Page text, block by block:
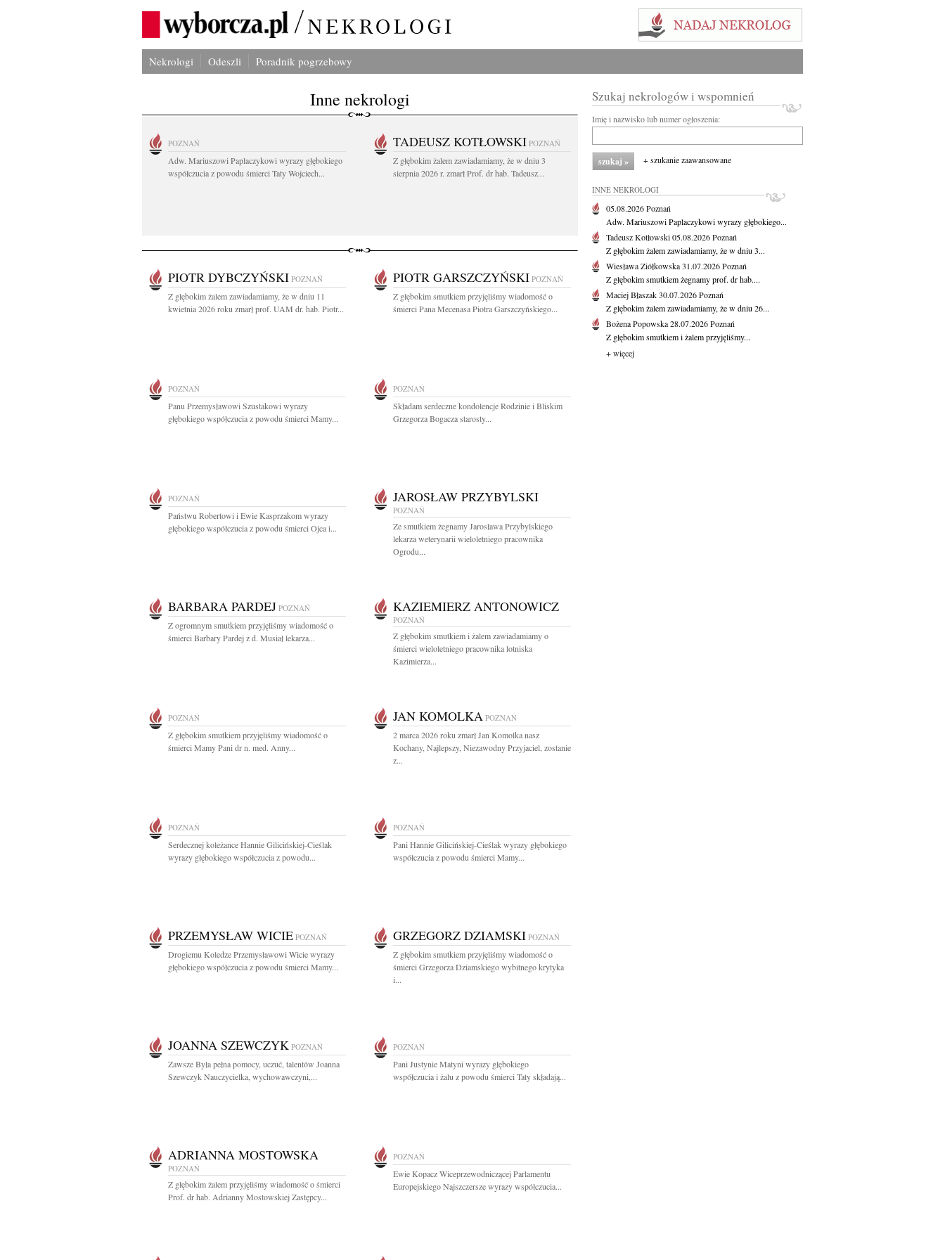
Nekrologi Odeszli Poradnik pogrzebowy
Inne nekrologi
POZNAŃ
Adw. Mariuszowi Paplaczykowi wyrazy głębokiego
współczucia z powodu śmierci Taty Wojciech...
TADEUSZ KOTŁOWSKI POZNAŃ
Z głębokim żalem zawiadamiamy, że w dniu 3
sierpnia 2026 r. zmarł Prof. dr hab. Tadeusz...
PIOTR DYBCZYŃSKI POZNAŃ
Z głębokim żalem zawiadamiamy, że w dniu 11
kwietnia 2026 roku zmarł prof. UAM dr. hab. Piotr...
PIOTR GARSZCZYŃSKI POZNAŃ
Z głębokim smutkiem przyjęliśmy wiadomość o
śmierci Pana Mecenasa Piotra Garszczyńskiego...
POZNAŃ
Panu Przemysławowi Szustakowi wyrazy
głębokiego współczucia z powodu śmierci Mamy...
POZNAŃ
Składam serdeczne kondolencje Rodzinie i Bliskim
Grzegorza Bogacza starosty...
POZNAŃ
Państwu Robertowi i Ewie Kasprzakom wyrazy
głębokiego współczucia z powodu śmierci Ojca i...
JAROSŁAW PRZYBYLSKI
POZNAŃ
Ze smutkiem żegnamy Jarosława Przybylskiego
lekarza weterynarii wieloletniego pracownika
Ogrodu...
BARBARA PARDEJ POZNAŃ
Z ogromnym smutkiem przyjęliśmy wiadomość o
śmierci Barbary Pardej z d. Musiał lekarza...
KAZIEMIERZ ANTONOWICZ
POZNAŃ
Z głębokim smutkiem i żalem zawiadamiamy o
śmierci wieloletniego pracownika lotniska
Kazimierza...
POZNAŃ
Z głębokim smutkiem przyjęliśmy wiadomość o
śmierci Mamy Pani dr n. med. Anny...
JAN KOMOLKA POZNAŃ
2 marca 2026 roku zmarł Jan Komolka nasz
Kochany, Najlepszy, Niezawodny Przyjaciel, zostanie
z...
POZNAŃ
Serdecznej koleżance Hannie Gilicińskiej-Cieślak
wyrazy głębokiego współczucia z powodu...
POZNAŃ
Pani Hannie Gilicińskiej-Cieślak wyrazy głębokiego
współczucia z powodu śmierci Mamy...
PRZEMYSŁAW WICIE POZNAŃ
Drogiemu Koledze Przemysławowi Wicie wyrazy
głębokiego współczucia z powodu śmierci Mamy...
GRZEGORZ DZIAMSKI POZNAŃ
Z głębokim smutkiem przyjęliśmy wiadomość o
śmierci Grzegorza Dziamskiego wybitnego krytyka
i...
JOANNA SZEWCZYK POZNAŃ
Zawsze Była pełna pomocy, uczuć, talentów Joanna
Szewczyk Nauczycielka, wychowawczyni,...
POZNAŃ
Pani Justynie Matyni wyrazy głębokiego
współczucia i żalu z powodu śmierci Taty składają...
ADRIANNA MOSTOWSKA
POZNAŃ
Z głębokim żalem przyjęliśmy wiadomość o śmierci
Prof. dr hab. Adrianny Mostowskiej Zastępcy...
POZNAŃ
Ewie Kopacz Wiceprzewodniczącej Parlamentu
Europejskiego Najszczersze wyrazy współczucia...
Szukaj nekrologów i wspomnień
Imię i nazwisko lub numer ogłoszenia:
+ szukanie zaawansowane
INNE NEKROLOGI
05.08.2026Poznań
Adw. Mariuszowi Paplaczykowi wyrazy głębokiego...
Tadeusz Kotłowski05.08.2026Poznań
Z głębokim żalem zawiadamiamy, że w dniu 3...
Wiesława Ziółkowska31.07.2026Poznań
Z głębokim smutkiem żegnamy prof. dr hab....
Maciej Błaszak30.07.2026Poznań
Z głębokim żalem zawiadamiamy, że w dniu 26...
Bożena Popowska28.07.2026Poznań
Z głębokim smutkiem i żalem przyjęliśmy...
+ więcej